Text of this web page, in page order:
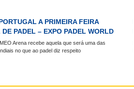
A PRIMEIRA FEIRA
PADEL – EXPO PADEL WORLD
Arena recebe aquela que será uma das
no que ao padel diz respeito